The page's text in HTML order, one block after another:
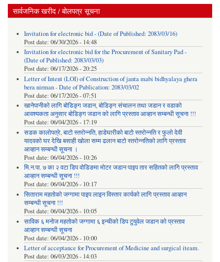
सार्वजनिक खरीद / बोलपत्र सूचना
Invitation for electronic bid - (Date of Published: 2083/03/16)
Post date: 06/30/2026 - 14:48
Invitation for electronic bid for the Procurement of Sanitary Pad -
(Date of Published: 2083/03/03)
Post date: 06/17/2026 - 20:25
Letter of Intent (LOI) of Construction of janta mabi bidhyalaya ghera
bera nirman - Date of Publication: 2083/03/02
Post date: 06/17/2026 - 07:51
खानेपानीको लागि बोडिङ्ग जडान, बोडिङ्ग संचालन तथा जडान र वडाको
आवश्यकता अनुसार बोडिङ्ग जडान को लागि प्रस्ताव आव्हान सम्बन्धी सूचना !!!
Post date: 06/04/2026 - 17:19
सडक कालोपत्रे, बाटो स्तरोन्नति, हाडेघारीको बाटो स्तरोन्नति र फुलो देवी
यादवको घर देखि बसाही खोला सम्म ढलान बाटो स्तरोन्नतिको लागि प्रस्ताव
आव्हान सम्बन्धी सूचना ।
Post date: 06/04/2026 - 10:26
मि.न.पा. ७ का २ वटा डिप वोडिङमा मोटर जडान पाइप तार सहितको लागि प्रस्ताव
आव्हान सम्बन्धी सूचना !!!
Post date: 06/04/2026 - 10:17
सिताराम महतोको जग्गामा पाइप लाइन विस्तार कार्यको लागि प्रस्ताव आव्हान
सम्बन्धी सूचना !!!
Post date: 06/04/2026 - 10:05
साविक ६ मनोज महतोको जग्गामा ६ इन्चीको डिप टुयुवेल जडान को प्रस्ताव
आव्हान सम्बन्धी सूचना
Post date: 06/04/2026 - 10:00
Letter of acceptance for Procurement of Medicine and surgical iteam.
Post date: 06/03/2026 - 14:03